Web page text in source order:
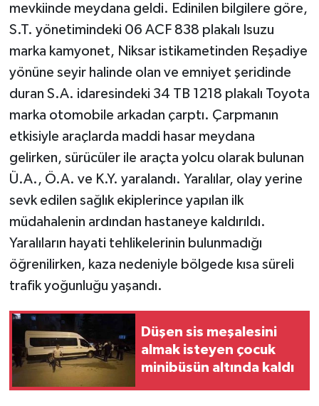
mevkiinde meydana geldi. Edinilen bilgilere göre,
S.T. yönetimindeki 06 ACF 838 plakalı Isuzu
marka kamyonet, Niksar istikametinden Reşadiye
yönüne seyir halinde olan ve emniyet şeridinde
duran S.A. idaresindeki 34 TB 1218 plakalı Toyota
marka otomobile arkadan çarptı. Çarpmanın
etkisiyle araçlarda maddi hasar meydana
gelirken, sürücüler ile araçta yolcu olarak bulunan
Ü.A., Ö.A. ve K.Y. yaralandı. Yaralılar, olay yerine
sevk edilen sağlık ekiplerince yapılan ilk
müdahalenin ardından hastaneye kaldırıldı.
Yaralıların hayati tehlikelerinin bulunmadığı
öğrenilirken, kaza nedeniyle bölgede kısa süreli
trafik yoğunluğu yaşandı.
Düşen sis meşalesini
almak isteyen çocuk
minibüsün altında kaldı